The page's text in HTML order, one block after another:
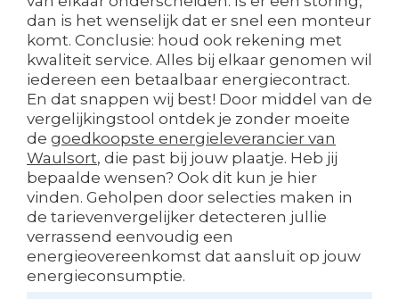
dan is het wenselijk dat er snel een monteur
komt. Conclusie: houd ook rekening met
kwaliteit service. Alles bij elkaar genomen wil
iedereen een betaalbaar energiecontract.
En dat snappen wij best! Door middel van de
vergelijkingstool ontdek je zonder moeite
de goedkoopste energieleverancier van
Waulsort, die past bij jouw plaatje. Heb jij
bepaalde wensen? Ook dit kun je hier
vinden. Geholpen door selecties maken in
de tarievenvergelijker detecteren jullie
verrassend eenvoudig een
energieovereenkomst dat aansluit op jouw
energieconsumptie.